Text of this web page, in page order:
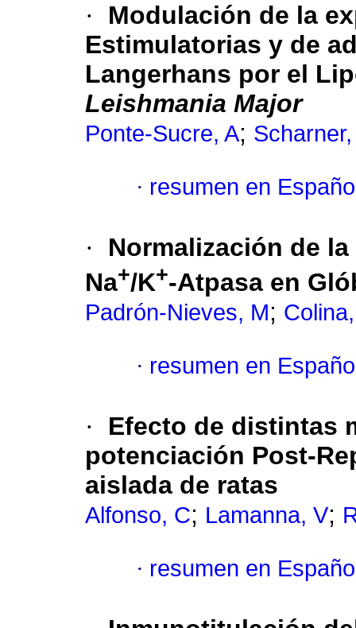
·
Modulación de la
Estimulatorias y de
Langerhans por el
Leishmania Major
Ponte-Sucre, A; Scharner,
· resumen en
·
Normalización de
Na+/K+-Atpasa en
Padrón-Nieves, M;
· resumen en
·
Efecto de distintas
potenciación Post-
aislada de ratas
Alfonso, C; Lamanna, V;
· resumen en